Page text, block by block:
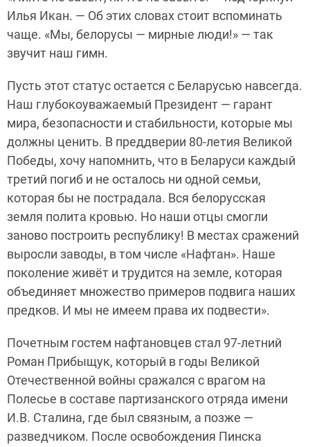
Илья Икан. — Об этих словах стоит вспоминать
чаще. «Мы, белорусы — мирные люди!» — так
звучит наш гимн.
Пусть этот статус остается с Беларусью навсегда.
Наш глубокоуважаемый Президент — гарант
мира, безопасности и стабильности, которые мы
должны ценить. В преддверии 80-летия Великой
Победы, хочу напомнить, что в Беларуси каждый
третий погиб и не осталось ни одной семьи,
которая бы не пострадала. Вся белорусская
земля полита кровью. Но наши отцы смогли
заново построить республику! В местах сражений
выросли заводы, в том числе «Нафтан». Наше
поколение живёт и трудится на земле, которая
объединяет множество примеров подвига наших
предков. И мы не имеем права их подвести».
Почетным гостем нафтановцев стал 97-летний
Роман Прибыщук, который в годы Великой
Отечественной войны сражался с врагом на
Полесье в составе партизанского отряда имени
И.В. Сталина, где был связным, а позже —
разведчиком. После освобождения Пинска